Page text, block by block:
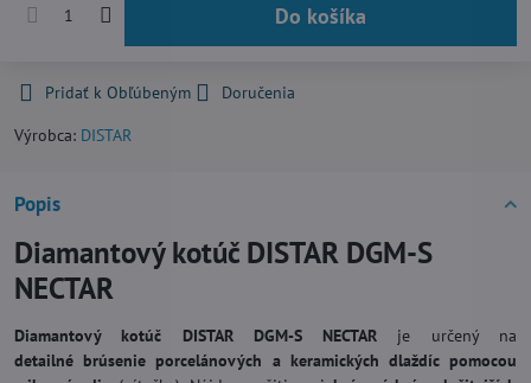
Do košíka
Pridať k Obľúbeným
Doručenia
Výrobca: DISTAR
Popis
Diamantový kotúč DISTAR DGM-S
NECTAR
Diamantový kotúč DISTAR DGM-S NECTAR je určený na
detailné brúsenie porcelánových a keramických dlaždíc pomocou